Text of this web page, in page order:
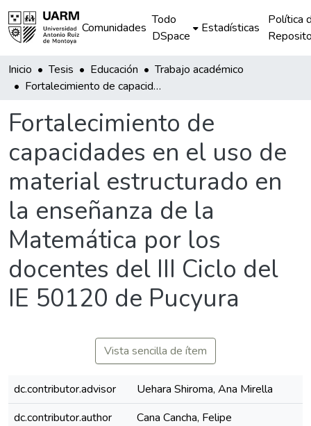
Comunidades
Todo
DSpace
Estadísticas
Política
Inicio Tesis Educación
Trabajo académico
Fortalecimiento de capacidades en el uso de material estructurado en la enseñanza de la Matemática por los docentes del III Ciclo del IE 50120 de Pucyura
Fortalecimiento de
capacidades en el uso de
material estructurado en
la enseñanza de la
Matemática por los
docentes del III Ciclo del
IE 50120 de Pucyura
Vista sencilla de ítem
dc.contributor.advisor
Uehara Shiroma, Ana Mirella
dc.contributor.author
Cana Cancha, Felipe